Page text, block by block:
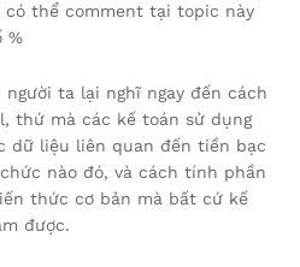
có thể comment tại topic này
%
ta lại nghĩ ngay đến cách
thứ mà các kế toán sử dụng
dữ liệu liên quan đến tiền bạc
nào đó, và cách tính phần
thức cơ bản mà bất cứ kế
được.